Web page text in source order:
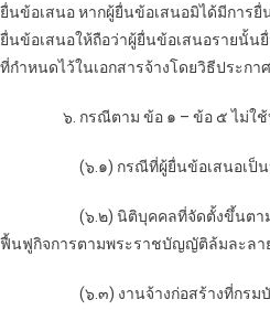
ยื่นข้อเสนอ หากผู้ยื่นข้อเสนอมิได้มีการยื่
ยื่นข้อเสนอให้ถือว่าผู้ยื่นข้อเสนอรายนั้น
ที่กำหนดไว้ในเอกสารจ้างโดยวิธีประก
๖. กรณีตาม ข้อ ๑ – ข้อ ๕ ไม่ใช้บั
(๖.๑) กรณีที่ผู้ยื่นข้อเสนอเป็นหน่ว
(๖.๒) นิติบุคคลที่จัดตั้งขึ้นตา
ฟื้นฟูกิจการตามพระราชบัญญัติล้มละลา
(๖.๓) งานจ้างก่อสร้างที่กรมบัญชี